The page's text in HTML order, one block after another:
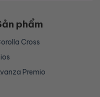
phẩm
Cross
Premio